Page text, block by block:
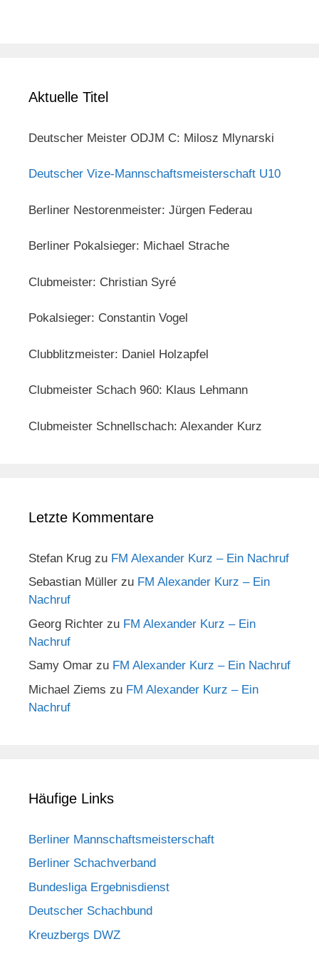
Aktuelle Titel
Deutscher Meister ODJM C: Milosz Mlynarski
Deutscher Vize-Mannschaftsmeisterschaft U10
Berliner Nestorenmeister: Jürgen Federau
Berliner Pokalsieger: Michael Strache
Clubmeister: Christian Syré
Pokalsieger: Constantin Vogel
Clubblitzmeister: Daniel Holzapfel
Clubmeister Schach 960: Klaus Lehmann
Clubmeister Schnellschach: Alexander Kurz
Letzte Kommentare
Stefan Krug zu FM Alexander Kurz – Ein Nachruf
Sebastian Müller zu FM Alexander Kurz – Ein
Nachruf
Georg Richter zu FM Alexander Kurz – Ein
Nachruf
Samy Omar zu FM Alexander Kurz – Ein Nachruf
Michael Ziems zu FM Alexander Kurz – Ein
Nachruf
Häufige Links
Berliner Mannschaftsmeisterschaft
Berliner Schachverband
Bundesliga Ergebnisdienst
Deutscher Schachbund
Kreuzbergs DWZ